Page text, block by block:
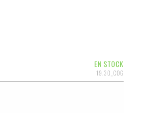
EN STOCK
19.30_COG